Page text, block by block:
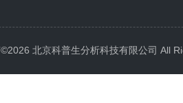
©2026 北京科普生分析科技有限公司 All